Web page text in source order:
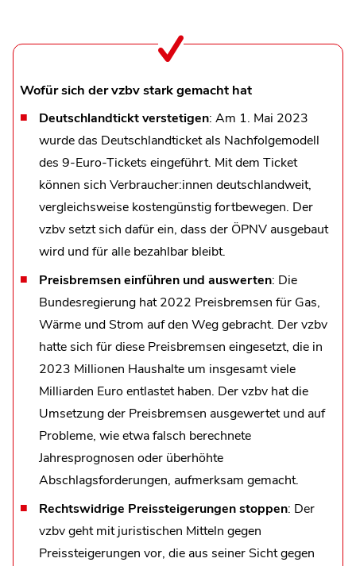
Wofür sich der vzbv stark gemacht hat
Deutschlandtickt verstetigen: Am 1. Mai 2023
wurde das Deutschlandticket als Nachfolgemodell
des 9-Euro-Tickets eingeführt. Mit dem Ticket
können sich Verbraucher:innen deutschlandweit,
vergleichsweise kostengünstig fortbewegen. Der
vzbv setzt sich dafür ein, dass der ÖPNV ausgebaut
wird und für alle bezahlbar bleibt.
Preisbremsen einführen und auswerten: Die
Bundesregierung hat 2022 Preisbremsen für Gas,
Wärme und Strom auf den Weg gebracht. Der vzbv
hatte sich für diese Preisbremsen eingesetzt, die in
2023 Millionen Haushalte um insgesamt viele
Milliarden Euro entlastet haben. Der vzbv hat die
Umsetzung der Preisbremsen ausgewertet und auf
Probleme, wie etwa falsch berechnete
Jahresprognosen oder überhöhte
Abschlagsforderungen, aufmerksam gemacht.
Rechtswidrige Preissteigerungen stoppen: Der
vzbv geht mit juristischen Mitteln gegen
Preissteigerungen vor, die aus seiner Sicht gegen